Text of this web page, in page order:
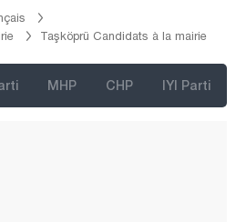
Taşköprü Candidats à la mairie
MHP CHP IYI Parti